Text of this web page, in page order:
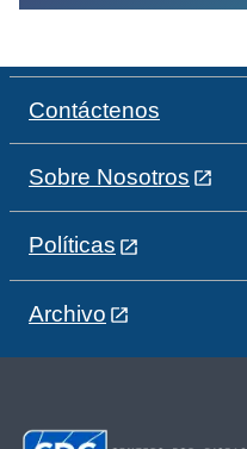
Contáctenos
Sobre Nosotros
Políticas
Archivo